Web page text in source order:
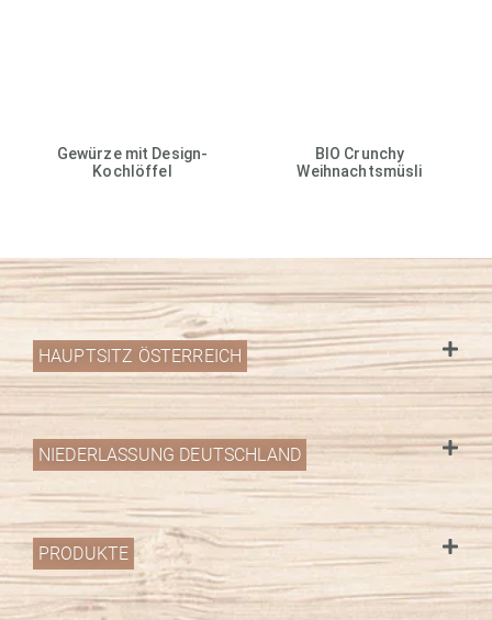
Gewürze mit Design-
Kochlöffel
BIO Crunchy
Weihnachtsmüsli
HAUPTSITZ ÖSTERREICH
NIEDERLASSUNG DEUTSCHLAND
PRODUKTE